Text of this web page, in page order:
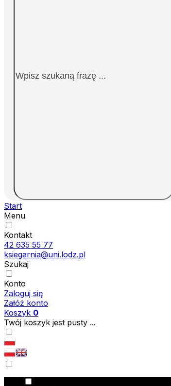
Start
Menu
Kontakt
42 635 55 77
ksiegarnia@uni.lodz.pl
Szukaj
Konto
Zaloguj się
Załóż konto
Koszyk 0
Twój koszyk jest pusty ...